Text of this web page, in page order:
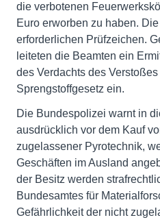
die verbotenen
Euro erworben zu haben.
erforderlichen Prüfzeichen.
leiteten die Beamten ein
des Verdachts des
Sprengstoffgesetz ein.
Die Bundespolizei warnt in
ausdrücklich vor dem Kauf
zugelassener Pyrotechnik,
Geschäften im Ausland
der Besitz werden
Bundesamtes für
Gefährlichkeit der nicht